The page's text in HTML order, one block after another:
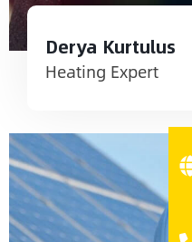
Derya Kurtulus
Heating Expert